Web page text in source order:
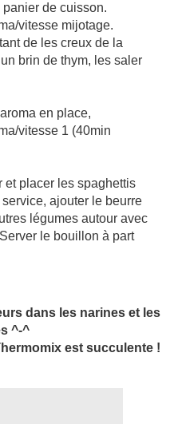
de cuisson.
vitesse mijotage.
de les creux de la
brin de thym, les saler
en place,
vitesse 1 (40min
et placer les spaghettis
ajouter le beurre
légumes autour avec
le bouillon à part
dans les narines et les
^-^
est succulente !